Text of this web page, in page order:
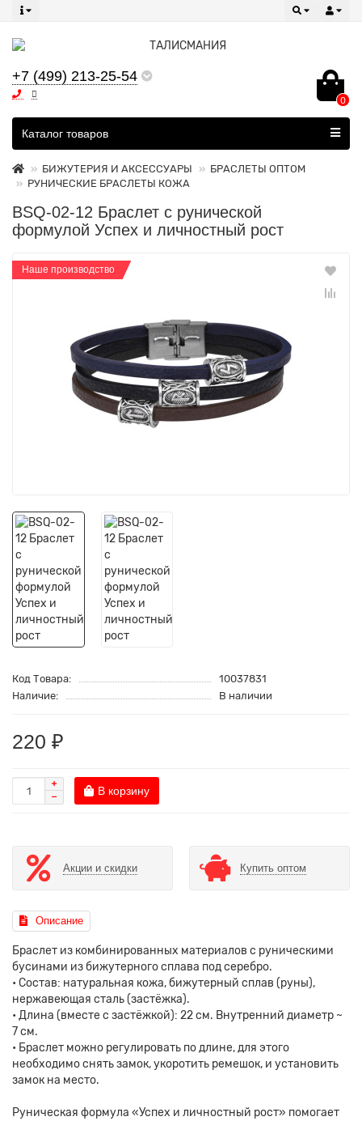
+7 (499) 213-25-54
0
Все категории
Каталог товаров
БИЖУТЕРИЯ И АКСЕССУАРЫ
БРАСЛЕТЫ ОПТОМ
РУНИЧЕСКИЕ БРАСЛЕТЫ КОЖА
BSQ-02-12 Браслет с рунической
формулой Успех и личностный рост
Наше производство
Код Товара:
10037831
Наличие:
В наличии
220 ₽
В корзину
Акции и скидки Купить оптом
Описание
Браслет из комбинированных материалов с руническими
бусинами из бижутерного сплава под серебро.
• Состав: натуральная кожа, бижутерный сплав (руны),
нержавеющая сталь (застёжка).
• Длина (вместе с застёжкой): 22 см. Внутренний диаметр ~
7 см.
• Браслет можно регулировать по длине, для этого
необходимо снять замок, укоротить ремешок, и установить
замок на место.
Руническая формула «Успех и личностный рост» помогает